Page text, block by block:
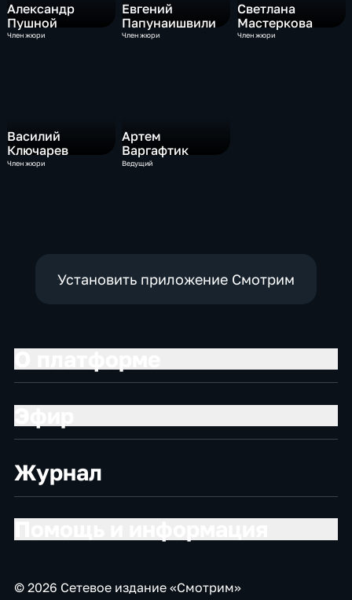
Александр
Пушной
Член жюри
Евгений
Папунаишвили
Член жюри
Светлана
Мастеркова
Член жюри
Василий
Ключарев
Член жюри
Артем
Варгафтик
Ведущий
Установить приложение Смотрим
Журнал
© 2026 Сетевое издание «Смотрим»